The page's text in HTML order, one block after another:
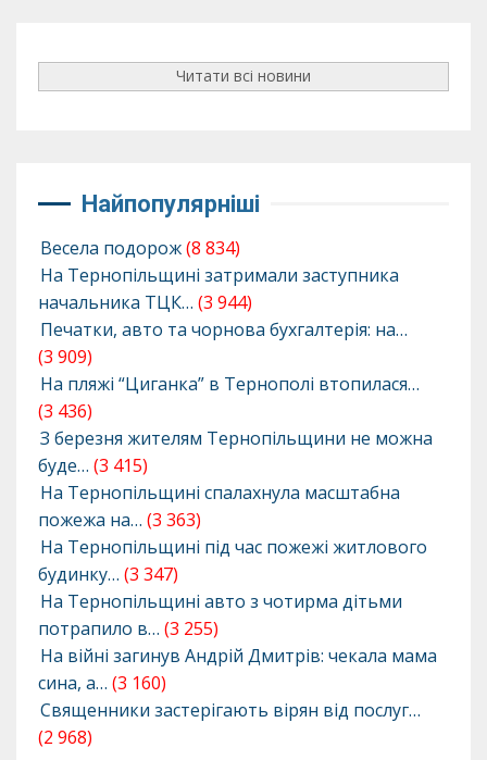
Читати всі новини
Найпопулярніші
Весела подорож(8 834)
На Тернопільщині затримали заступника
начальника ТЦК… (3 944)
Печатки, авто та чорнова бухгалтерія: на…
(3 909)
На пляжі “Циганка” в Тернополі втопилася…
(3 436)
З березня жителям Тернопільщини не можна
буде… (3 415)
На Тернопільщині спалахнула масштабна
пожежа на… (3 363)
На Тернопільщині під час пожежі житлового
будинку… (3 347)
На Тернопільщині авто з чотирма дітьми
потрапило в… (3 255)
На війні загинув Андрій Дмитрів: чекала мама
сина, а… (3 160)
Священники застерігають вірян від послуг…
(2 968)